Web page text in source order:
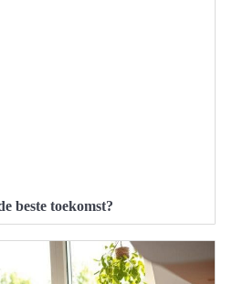
beste toekomst?